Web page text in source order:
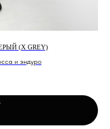
(X GREY)
и эндуро